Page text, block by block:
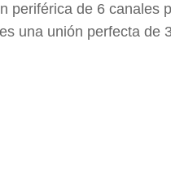
periférica de 6 canales
una unión perfecta de